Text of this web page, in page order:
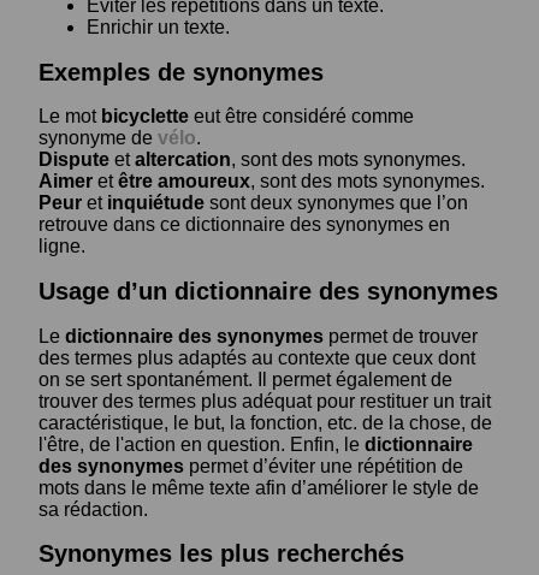
Eviter les répétitions dans un texte.
Enrichir un texte.
Exemples de synonymes
Le mot bicyclette eut être considéré comme
synonyme de vélo.
Dispute etaltercation, sont des mots synonymes.
Aimer etêtre amoureux, sont des mots synonymes.
Peur et inquiétude sont deux synonymes que l’on
retrouve dans ce dictionnaire des synonymes en
ligne.
Usage d’un dictionnaire des synonymes
Le dictionnaire des synonymes permet de trouver
des termes plus adaptés au contexte que ceux dont
on se sert spontanément. Il permet également de
trouver des termes plus adéquat pour restituer un trait
caractéristique, le but, la fonction, etc. de la chose, de
l'être, de l'action en question. Enfin, le dictionnaire
des synonymes permet d’éviter une répétition de
mots dans le même texte afin d’améliorer le style de
sa rédaction.
Synonymes les plus recherchés